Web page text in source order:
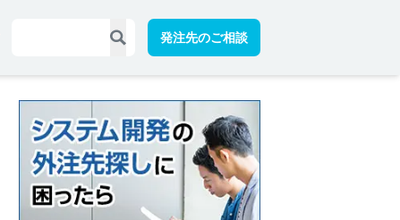
発注先のご相談